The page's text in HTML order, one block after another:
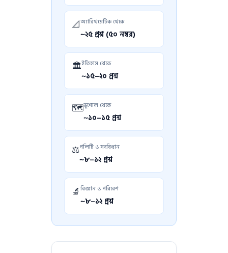
📐অ্যারিথমেটিক থেকে
~২৫ প্রশ্ন (৫০ নম্বর)
🏛ইতিহাস থেকে
~১৫–২০ প্রশ্ন
🗺ভূগোল থেকে
~১০–১৫ প্রশ্ন
⚖️পলিটি ও সংবিধান
~৮–১২ প্রশ্ন
🔬বিজ্ঞান ও পরিবেশ
~৮–১২ প্রশ্ন